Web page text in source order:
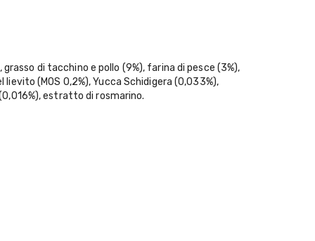
di tacchino e pollo (9%), farina di pesce (3%),
(MOS 0,2%), Yucca Schidigera (0,033%),
estratto di rosmarino.